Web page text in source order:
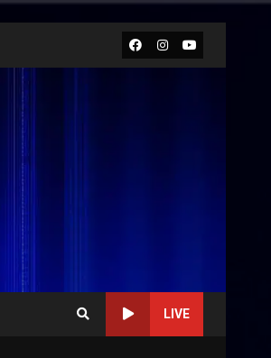
Facebook
Instagram
Youtube
LIVE